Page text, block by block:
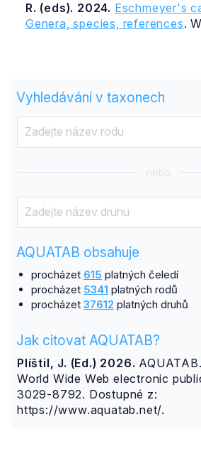
R. (eds). 2024. Eschmeyer's
Genera, species, references.
Vyhledávání v taxonech
nebo
AQUATAB obsahuje
procházet 615 platných čeledí
procházet 5341 platných rodů
procházet 37612 platných druhů
Jak citovat AQUATAB?
Plíštil, J. (Ed.) 2026.
World Wide Web electronic
3029-8792. Dostupné z:
https://www.aquatab.net/.